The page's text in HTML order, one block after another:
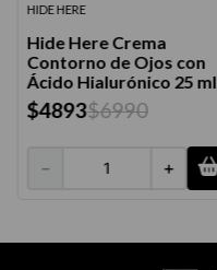
HIDE HERE
Hide Here Crema
Contorno de Ojos con
Ácido Hialurónico 25 ml
$4893$6990
＋
－